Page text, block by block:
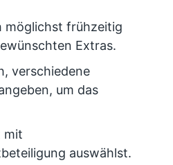
möglichst frühzeitig
Extras.
verschiedene
um das
mit
auswählst.